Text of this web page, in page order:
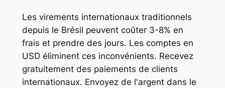
Les virements internationaux traditionnels
depuis le Brésil peuvent coûter 3-8% en
frais et prendre des jours. Les comptes en
USD éliminent ces inconvénients. Recevez
gratuitement des paiements de clients
internationaux. Envoyez de l'argent dans le